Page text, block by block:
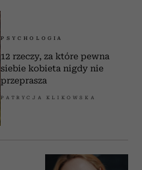
PSYCHOLOGIA
12 rzeczy, za które pewna
siebie kobieta nigdy nie
przeprasza
PATRYCJA KLIKOWSKA